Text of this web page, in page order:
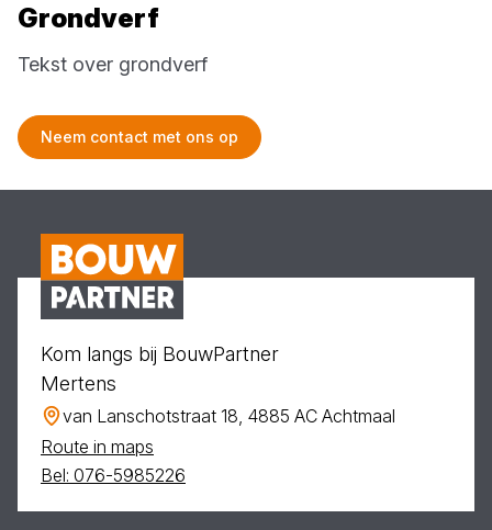
Grondverf
Tekst over grondverf
Neem contact met ons op
Kom langs bij BouwPartner
Mertens
van Lanschotstraat 18, 4885 AC Achtmaal
Route in maps
Bel: 076-5985226